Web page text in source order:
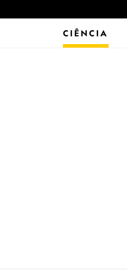
CIÊNCIA